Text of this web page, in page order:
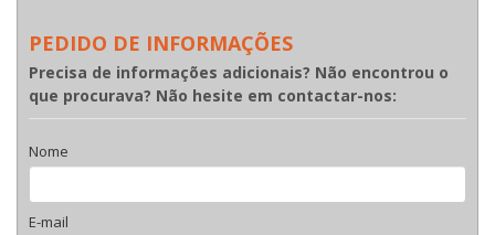
PEDIDO DE INFORMAÇÕES
Precisa de informações adicionais? Não encontrou o
que procurava? Não hesite em contactar-nos:
Nome
E-mail